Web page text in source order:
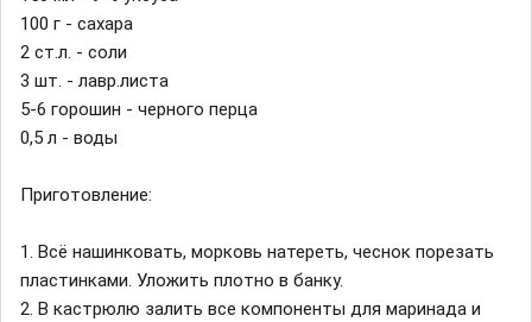
100 г - сахара
2 ст.л. - соли
3 шт. - лавр.листа
5-6 горошин - черного перца
0,5 л - воды
Приготовление:
1. Всё нашинковать, морковь натереть, чеснок порезать
пластинками. Уложить плотно в банку.
2. В кастрюлю залить все компоненты для маринада и